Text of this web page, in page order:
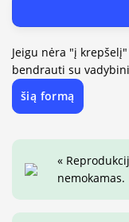
Jeigu nėra "į
bendrauti su
šią formą
«
nemokamas.